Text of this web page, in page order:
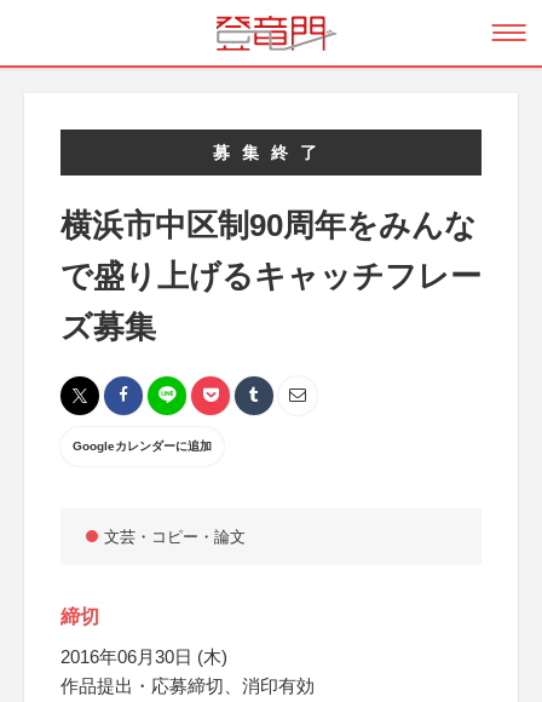
募集終了
横浜市中区制90周年をみんな
で盛り上げるキャッチフレー
ズ募集
Googleカレンダーに追加
文芸・コピー・論文
締切
2016年06月30日 (木)
作品提出・応募締切、消印有効